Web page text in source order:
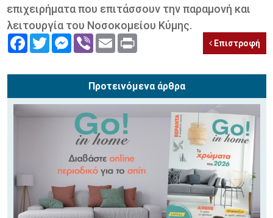
επιχειρήματα που επιτάσσουν την παραμονή και
λειτουργία του Νοσοκομείου Κύμης.
FacebookTwitterMessenger
Viber Email Επιστροφή
Προτεινόμενα άρθρα